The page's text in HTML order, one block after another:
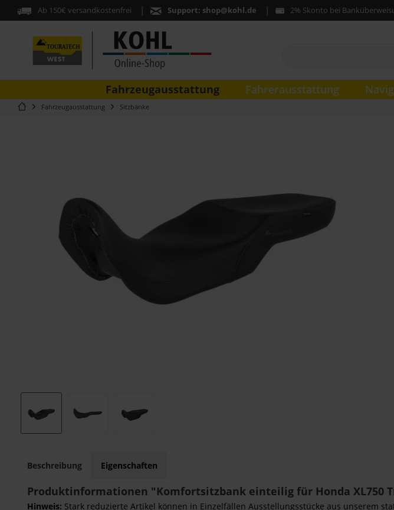
Ab 150€ versandkostenfrei Support: shop@kohl.de 2% Skonto bei
Fahrzeugausstattung Fahrerausstattung
Fahrzeugausstattung Sitzbänke
Beschreibung Eigenschaften
Produktinformationen "Komfortsitzbank einteilig für Honda XL750
Hinweis: Stark reduzierte Artikel können in Einzelfällen Ausstellungsstücke aus unserem